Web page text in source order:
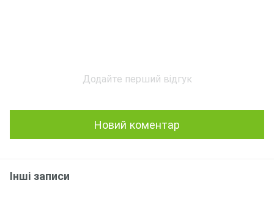
Додайте перший відгук
Новий коментар
Інші записи